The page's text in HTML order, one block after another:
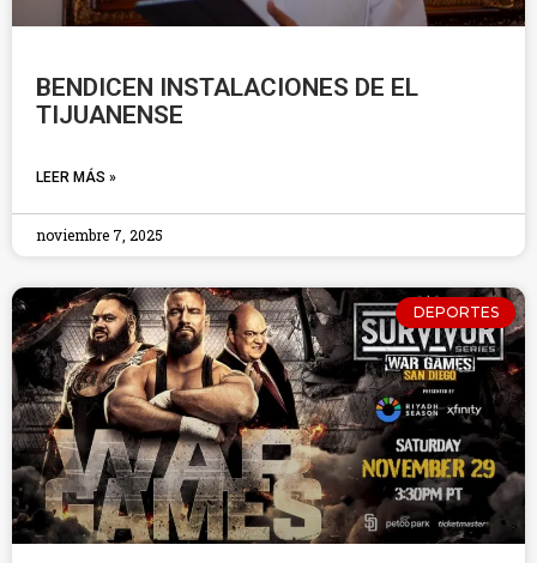
BENDICEN INSTALACIONES DE EL
TIJUANENSE
LEER MÁS »
noviembre 7, 2025
DEPORTES